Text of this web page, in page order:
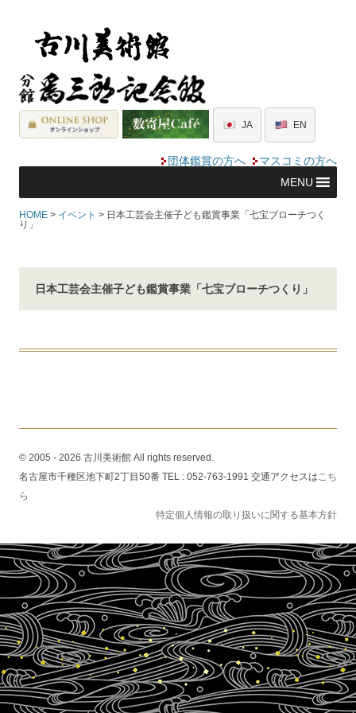
JA EN
団体鑑賞の方へ
マスコミの方へ
MENU
HOME > イベント > 日本工芸会主催子ども鑑賞事業「七宝ブローチつく
り」
日本工芸会主催子ども鑑賞事業「七宝ブローチつくり」
© 2005 - 2026 古川美術館 All rights reserved.
名古屋市千種区池下町2丁目50番 TEL : 052-763-1991 交通アクセスはこち
ら
特定個人情報の取り扱いに関する基本方針